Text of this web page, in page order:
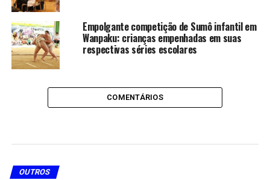
Empolgante competição de Sumô infantil em
Wanpaku: crianças empenhadas em suas
respectivas séries escolares
COMENTÁRIOS
OUTROS